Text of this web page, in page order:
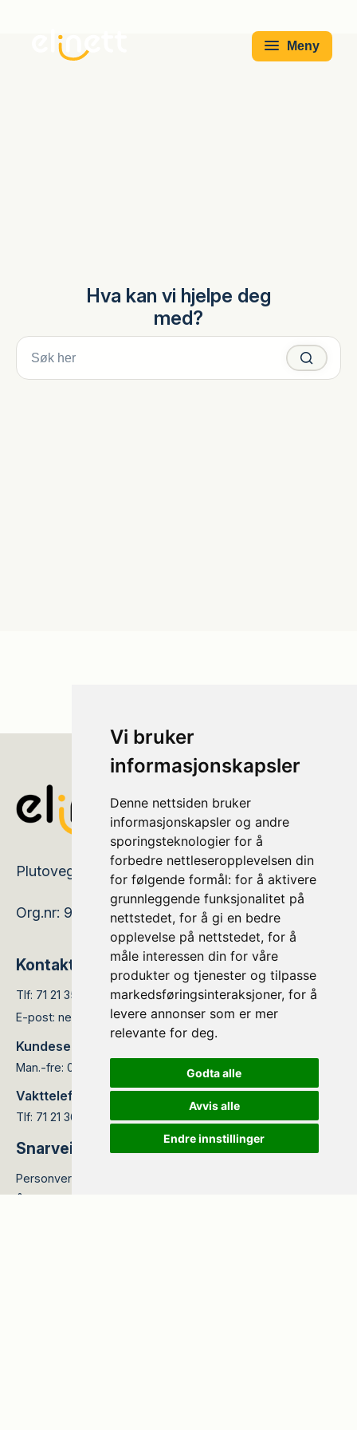
Vi bruker
informasjonskapsler
Denne nettsiden bruker
informasjonskapsler og andre
sporingsteknologier for å
forbedre nettleseropplevelsen din
for følgende formål: for å aktivere
grunnleggende funksjonalitet på
nettstedet, for å gi en bedre
opplevelse på nettstedet, for å
måle interessen din for våre
produkter og tjenester og tilpasse
markedsføringsinteraksjoner, for å
levere annonser som er mer
relevante for deg.
Godta alle
Avvis alle
Endre innstillinger
Meny
Hva kan vi hjelpe deg
med?
Meld feil/skade
Plutovegen 5, 6419 Molde
Org.nr: 979379455
Kontakt
Tlf: 71 21 35 05
E-post: nettservice@elinett.no
Kundesenteret er åpent:
Man.-fre: 08.00 - 15.30
Vakttelefon:
Tlf: 71 21 36 66
Snarveier
Personvernerklæring